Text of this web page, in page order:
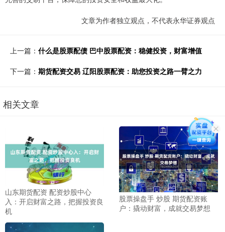
文章为作者独立观点，不代表永华证券观点
上一篇： 什么是股票配债 巴中股票配资：稳健投资，财富增值
下一篇： 期货配资交易 辽阳股票配资：助您投资之路一臂之力
相关文章
山东期货配资 配资炒股中心
入：开启财富之路，把握投资良
机
股票操盘手 炒股 期货配资账
户：撬动财富，成就交易梦想